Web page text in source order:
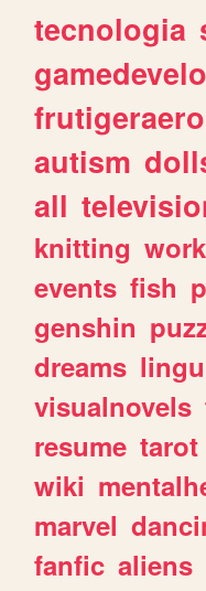
tecnologia
frutigeraero
autism
all
knitting work
events fish
genshin
dreams
visualnovels
resume tarot
wiki
marvel
fanfic aliens